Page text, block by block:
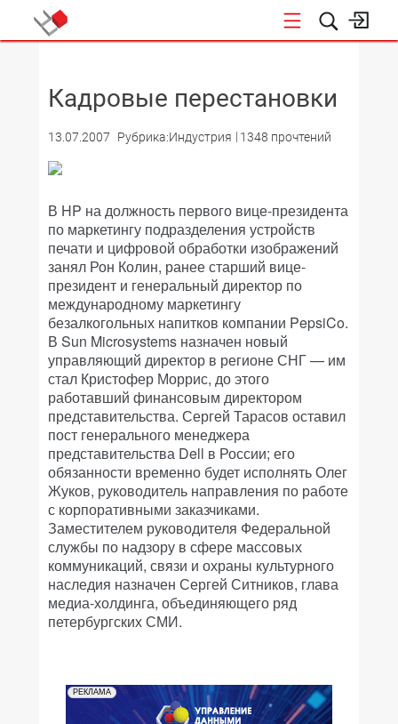
Кадровые перестановки
13.07.2007 Рубрика:Индустрия 1348 прочтений
В HP на должность первого вице-президента
по маркетингу подразделения устройств
печати и цифровой обработки изображений
занял Рон Колин, ранее старший вице-
президент и генеральный директор по
международному маркетингу
безалкогольных напитков компании PepsiCo.
В Sun Microsystems назначен новый
управляющий директор в регионе СНГ — им
стал Кристофер Моррис, до этого
работавший финансовым директором
представительства. Сергей Тарасов оставил
пост генерального менеджера
представительства Dell в России; его
обязанности временно будет исполнять Олег
Жуков, руководитель направления по работе
с корпоративными заказчиками.
Заместителем руководителя Федеральной
службы по надзору в сфере массовых
коммуникаций, связи и охраны культурного
наследия назначен Сергей Ситников, глава
медиа-холдинга, объединяющего ряд
петербургских СМИ.
РЕКЛАМА